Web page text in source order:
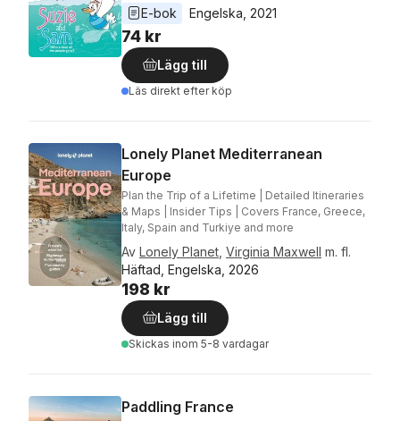
E-bok
Engelska 2021
74 kr
Lägg till
Läs direkt efter köp
Lonely Planet Mediterranean
Europe
Plan the Trip of a Lifetime | Detailed Itineraries
& Maps | Insider Tips | Covers France, Greece,
Italy, Spain and Turkiye and more
Av Lonely Planet Virginia Maxwell m. fl.
Häftad, Engelska, 2026
198 kr
Lägg till
Skickas inom 5-8 vardagar
Paddling France